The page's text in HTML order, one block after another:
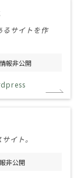
サイトを作
情報非公開
イト。
非公開